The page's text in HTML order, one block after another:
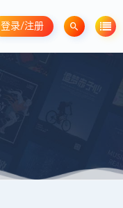
登录/注册